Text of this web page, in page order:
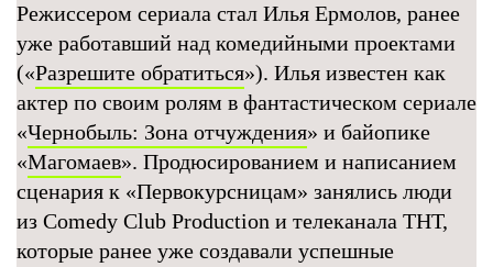
Режиссером сериала стал Илья Ермолов, ранее
уже работавший над комедийными проектами
(«Разрешите обратиться»). Илья известен как
актер по своим ролям в фантастическом сериале
«Чернобыль: Зона отчуждения» и байопике
«Магомаев». Продюсированием и написанием
сценария к «Первокурсницам» занялись люди
из Comedy Club Production и телеканала ТНТ,
которые ранее уже создавали успешные